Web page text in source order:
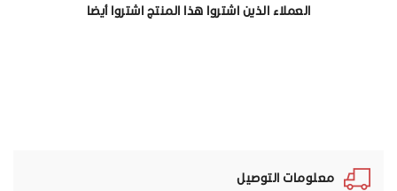
العملاء الذين اشتروا هذا المنتج اشتروا أيضا
معلومات التوصيل